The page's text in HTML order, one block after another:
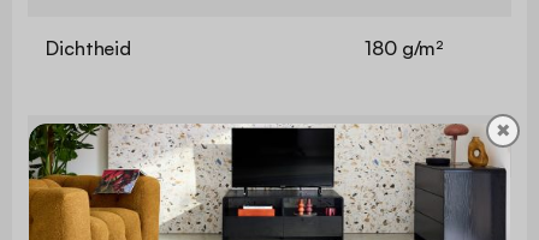
Dichtheid 180 g/m²
UV index
Draaiend Nee
✖